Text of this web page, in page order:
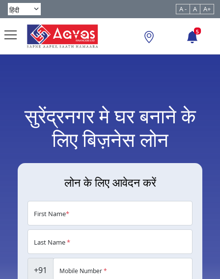
A - A A+
5
सुरेंद्रनगर मे घर बनाने के
लिए बिज़नेस लोन
लोन के लिए आवेदन करें
First Name*
Last Name*
+91 Mobile Number*